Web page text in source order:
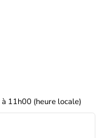
11h00 (heure locale)